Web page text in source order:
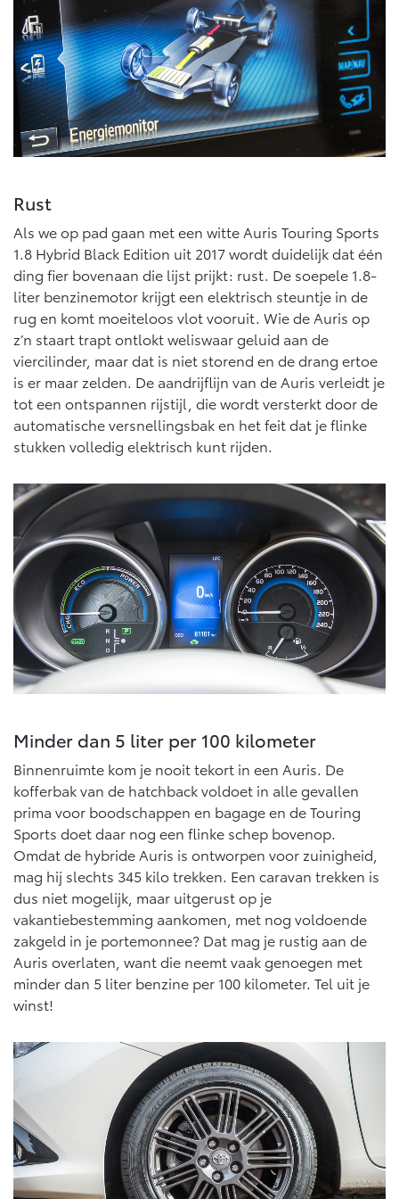
bZ4X
BATTERIJ-ELEKTRISCH
bZ4X Touring
BATTERIJ-ELEKTRISCH
Mirai
WATERSTOF-ELEKTRISCH
Vanaf € 76.695,-
Proace City (excl. BTW)
OOK ALS BATTERIJ-
ELEKTRISCH
Vanaf € 27.945,-
OOK ALS BATTERIJ-
ELEKTRISCH
Vanaf € 37.500,-
BATTERIJ-ELEKTRISCH
Vanaf € 55.950,-
Proace Max (excl. BTW)
OOK ALS BATTERIJ-
Vanaf € 46.301,-
Hilux (excl. BTW)
OOK ALS BATTERIJ-
Vanaf € 56.570,-
Land Cruiser (excl. BTW)
Vanaf € 89.986,-
Connected check
Navigatie updates
Rust
Als we op pad gaan met een witte Auris Touring Sports
1.8 Hybrid Black Edition uit 2017 wordt duidelijk dat één
ding fier bovenaan die lijst prijkt: rust. De soepele 1.8-
liter benzinemotor krijgt een elektrisch steuntje in de
rug en komt moeiteloos vlot vooruit. Wie de Auris op
z’n staart trapt ontlokt weliswaar geluid aan de
viercilinder, maar dat is niet storend en de drang ertoe
is er maar zelden. De aandrijflijn van de Auris verleidt je
tot een ontspannen rijstijl, die wordt versterkt door de
automatische versnellingsbak en het feit dat je flinke
stukken volledig elektrisch kunt rijden.
Minder dan 5 liter per 100 kilometer
Binnenruimte kom je nooit tekort in een Auris. De
kofferbak van de hatchback voldoet in alle gevallen
prima voor boodschappen en bagage en de Touring
Sports doet daar nog een flinke schep bovenop.
Omdat de hybride Auris is ontworpen voor zuinigheid,
mag hij slechts 345 kilo trekken. Een caravan trekken is
dus niet mogelijk, maar uitgerust op je
vakantiebestemming aankomen, met nog voldoende
zakgeld in je portemonnee? Dat mag je rustig aan de
Auris overlaten, want die neemt vaak genoegen met
minder dan 5 liter benzine per 100 kilometer. Tel uit je
winst!